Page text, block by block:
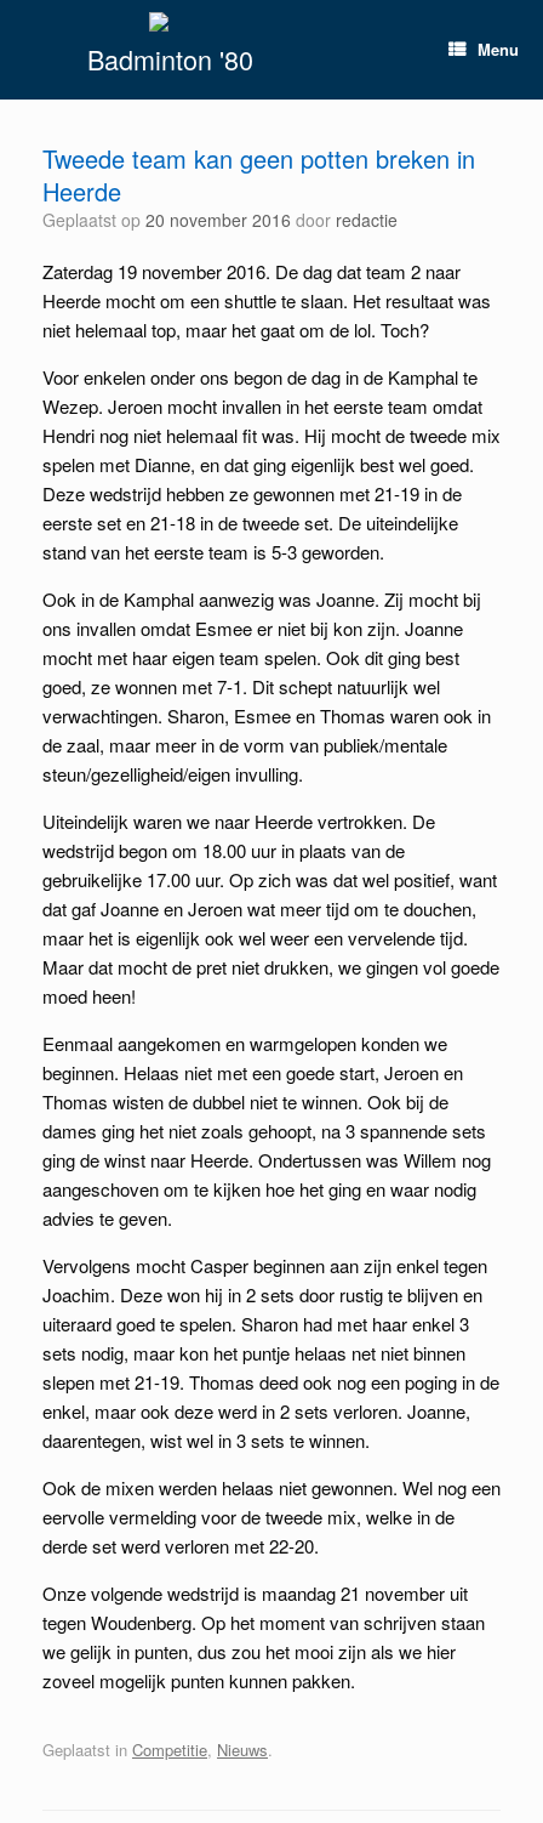
Badminton '80 Menu
Tweede team kan geen potten breken in
Heerde
Geplaatst op 20 november 2016 door redactie
Zaterdag 19 november 2016. De dag dat team 2 naar
Heerde mocht om een shuttle te slaan. Het resultaat was
niet helemaal top, maar het gaat om de lol. Toch?
Voor enkelen onder ons begon de dag in de Kamphal te
Wezep. Jeroen mocht invallen in het eerste team omdat
Hendri nog niet helemaal fit was. Hij mocht de tweede mix
spelen met Dianne, en dat ging eigenlijk best wel goed.
Deze wedstrijd hebben ze gewonnen met 21-19 in de
eerste set en 21-18 in de tweede set. De uiteindelijke
stand van het eerste team is 5-3 geworden.
Ook in de Kamphal aanwezig was Joanne. Zij mocht bij
ons invallen omdat Esmee er niet bij kon zijn. Joanne
mocht met haar eigen team spelen. Ook dit ging best
goed, ze wonnen met 7-1. Dit schept natuurlijk wel
verwachtingen. Sharon, Esmee en Thomas waren ook in
de zaal, maar meer in de vorm van publiek/mentale
steun/gezelligheid/eigen invulling.
Uiteindelijk waren we naar Heerde vertrokken. De
wedstrijd begon om 18.00 uur in plaats van de
gebruikelijke 17.00 uur. Op zich was dat wel positief, want
dat gaf Joanne en Jeroen wat meer tijd om te douchen,
maar het is eigenlijk ook wel weer een vervelende tijd.
Maar dat mocht de pret niet drukken, we gingen vol goede
moed heen!
Eenmaal aangekomen en warmgelopen konden we
beginnen. Helaas niet met een goede start, Jeroen en
Thomas wisten de dubbel niet te winnen. Ook bij de
dames ging het niet zoals gehoopt, na 3 spannende sets
ging de winst naar Heerde. Ondertussen was Willem nog
aangeschoven om te kijken hoe het ging en waar nodig
advies te geven.
Vervolgens mocht Casper beginnen aan zijn enkel tegen
Joachim. Deze won hij in 2 sets door rustig te blijven en
uiteraard goed te spelen. Sharon had met haar enkel 3
sets nodig, maar kon het puntje helaas net niet binnen
slepen met 21-19. Thomas deed ook nog een poging in de
enkel, maar ook deze werd in 2 sets verloren. Joanne,
daarentegen, wist wel in 3 sets te winnen.
Ook de mixen werden helaas niet gewonnen. Wel nog een
eervolle vermelding voor de tweede mix, welke in de
derde set werd verloren met 22-20.
Onze volgende wedstrijd is maandag 21 november uit
tegen Woudenberg. Op het moment van schrijven staan
we gelijk in punten, dus zou het mooi zijn als we hier
zoveel mogelijk punten kunnen pakken.
Geplaatst in Competitie, Nieuws.